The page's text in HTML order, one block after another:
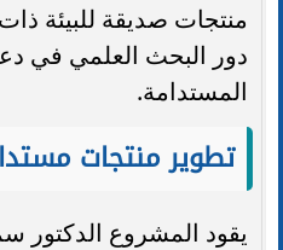
منتجات صديقة للبيئة
دور البحث العلمي في
المستدامة.
تطوير منتجات
يقود المشروع الدكتور